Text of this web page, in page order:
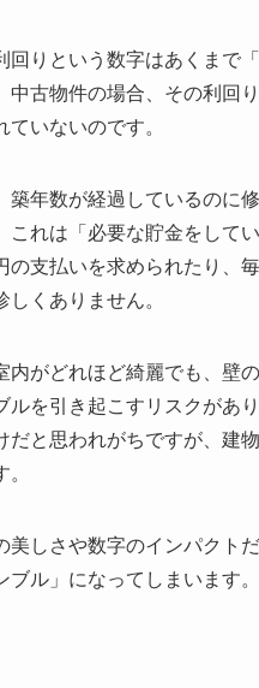
回りという数字はあくまで
中古物件の場合、その利回
ていないのです。
築年数が経過しているのに
これは「必要な貯金をして
の支払いを求められたり、
しくありません。
内がどれほど綺麗でも、壁
ルを引き起こすリスクがあ
だと思われがちですが、建
美しさや数字のインパクト
ブル」になってしまいます。